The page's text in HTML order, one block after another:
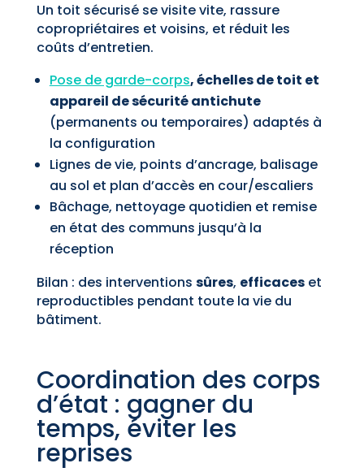
Un toit sécurisé se visite vite, rassure
copropriétaires et voisins, et réduit les
coûts d’entretien.
Pose de garde-corps, échelles de toit et
appareil de sécurité antichute
(permanents ou temporaires) adaptés à
la configuration
Lignes de vie, points d’ancrage, balisage
au sol et plan d’accès en cour/escaliers
Bâchage, nettoyage quotidien et remise
en état des communs jusqu’à la
réception
Bilan : des interventions sûres, efficaceset
reproductibles pendant toute la vie du
bâtiment.
Coordination des corps
d’état : gagner du
temps, éviter les
reprises